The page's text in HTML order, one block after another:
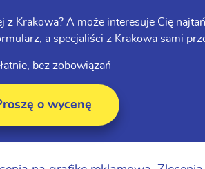
Krakowa? A może interesuje Cię
a specjaliści z Krakowa sami
bez zobowiązań
o wycenę